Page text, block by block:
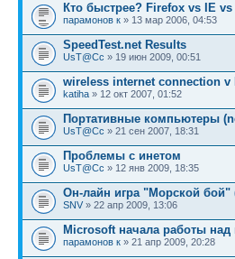
Кто быстрее? Firefox vs IE vs
парамонов к » 13 мар 2006, 04:53
SpeedTest.net Results
UsT@Cc » 19 июн 2009, 00:51
wireless internet connection v
katiha » 12 окт 2007, 01:52
Портативные компьютеры
UsT@Cc » 21 сен 2007, 18:31
Проблемы с инетом
UsT@Cc » 12 янв 2009, 18:35
Он-лайн игра "Морской бой"
SNV » 22 апр 2009, 13:06
Microsoft начала работы
парамонов к » 21 апр 2009, 20:28